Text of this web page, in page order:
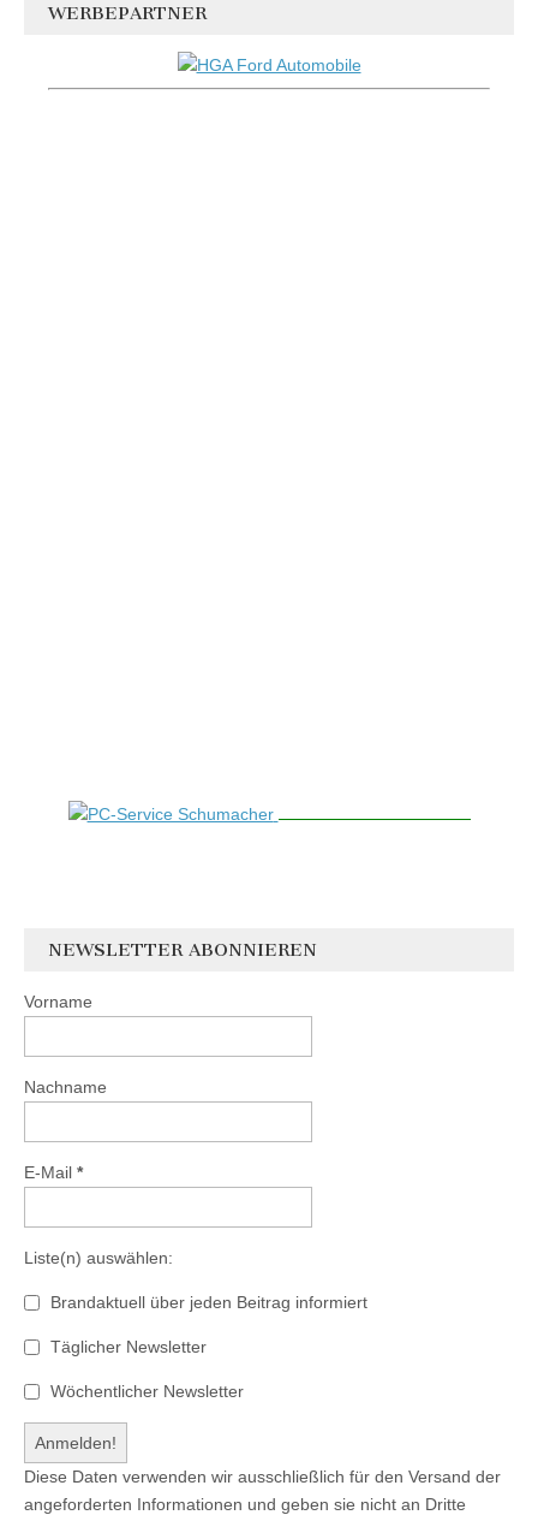
WERBEPARTNER
NEWSLETTER ABONNIEREN
Vorname
Nachname
E-Mail *
Liste(n) auswählen:
Brandaktuell über jeden Beitrag informiert
Täglicher Newsletter
Wöchentlicher Newsletter
Diese Daten verwenden wir ausschließlich für den Versand der
angeforderten Informationen und geben sie nicht an Dritte